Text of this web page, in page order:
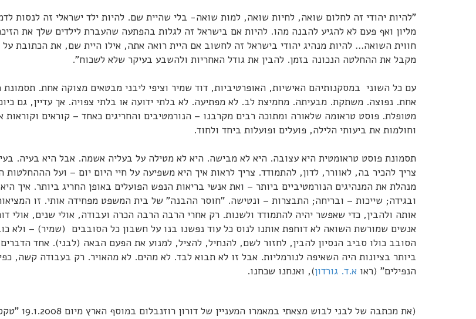
"להיות יהודי זה לחלום שואה, לחיות שואה, למות שואה- בלי שהיית שם. להיות ילד ישראלי זה לנסות
מליון ואף פעם לא להגיע להבנה מהו. להיות אם בישראל זה לגלות בהפתעה שהעברת לילדים שלך את
חווית השואה… להיות מנהיג יהודי בישראל זה לחשוב אם היית רואה אתה, אילו היית שם, את הכתובת על
מקבל את ההחלטה הנכונה בזמן. להבין את גודל האחריות ולהשבע בעיקר שלא לשכוח".
עם כל השוני במסקנותיהם האישיות, האופרטיביות, דוד שמיר וציפי ליבני מבטאים מצוקה אחת.
אחת. נפוצה. משתקת. מבעיתה. מחמיצת לב. לא מפתיעה. לא בלתי ידועה או בלתי צפויה. אך עדיין, גם
מטופלת. פוסט טראומה שלאורה ומתוכה רבים מקרבנו – הנורמטיבים והחריגים כאחד – קוראים וקוראות
וחולמות את ביעותי הלילה, פועלים ופועלות ביחד ולחוד.
תסמונת פוסט טראומטית היא עצובה. היא לא מבישה. היא לא מטילה על בעליה אשמה. אבל היא בעיה.
צריך להכיר בה, לאוורר, לדון, להתמודד. צריך לראות איך היא משפיעה על חיי היום יום – ועל הההחלטות
מנהלת את המנהיגים הנורמטיביים ביותר – ואת אנשי בריאות הנפש הפועלים באופן החריג ביותר. איך
ובגידה; שייכות – ובריחה; התבצרות – ונטישה. "חוסר ההבנה" של בית המשפט מפחידה אותי. זו
אותה ולהבין, כדי שאפשר יהיה להתמודד ולשנות. רק אחרי הרבה הרבה הכרה ועבודה, אולי שנים, אולי
אנשים שמורשת השואה לא דוחפת אותנו לנוס כל עוד נפשנו בנו על חשבון כל הסובבים (שמיר) – ולא
הסובב כולו סביב הנסיון להבין, לחזור לשם, להנחיל, להציל, למנוע את הפעם הבאה (לבני). אחד הדברים
ביותר בציונות היה השאיפה לנורמליות. אבל זו לא תבוא לבד. לא מהים. לא מהאויר. רק בעבודה קשה,
הנפילים" (ראו א.ד. גורדון), ואנחנו שכחנו.
(את מכתבה של לבני